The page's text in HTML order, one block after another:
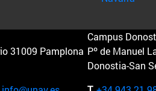
31009 Pamplona
Campus
Pº de Manuel
Donostia-San